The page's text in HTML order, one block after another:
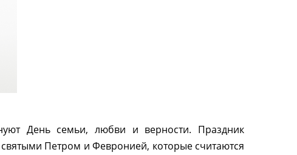
День семьи, любви и верности. Праздник
Петром и Февронией, которые считаются